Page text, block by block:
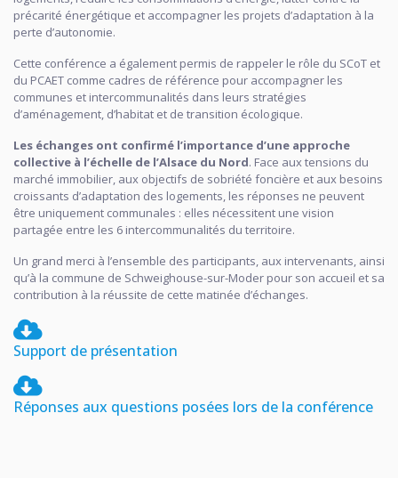
précarité énergétique et accompagner les projets d’adaptation à la
perte d’autonomie.
Cette conférence a également permis de rappeler le rôle du SCoT et
du PCAET comme cadres de référence pour accompagner les
communes et intercommunalités dans leurs stratégies
d’aménagement, d’habitat et de transition écologique.
Les échanges ont confirmé l’importance d’une approche
collective à l’échelle de l’Alsace du Nord. Face aux tensions du
marché immobilier, aux objectifs de sobriété foncière et aux besoins
croissants d’adaptation des logements, les réponses ne peuvent
être uniquement communales : elles nécessitent une vision
partagée entre les 6 intercommunalités du territoire.
Un grand merci à l’ensemble des participants, aux intervenants, ainsi
qu’à la commune de Schweighouse-sur-Moder pour son accueil et sa
contribution à la réussite de cette matinée d’échanges.
Support de présentation
Réponses aux questions posées lors de la conférence